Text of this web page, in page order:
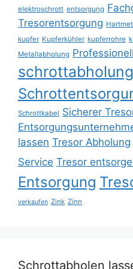
elektroschrott entsorgung
Tresorentsorgung
kupfer Kupferkühler kupferrohre
Metallabholung
schrottabholung
Schrottkabel Sicherer
lassen Tresor Abholung
Service Tresor
Entsorgung
verkaufen Zink Zinn
Schrottabholen